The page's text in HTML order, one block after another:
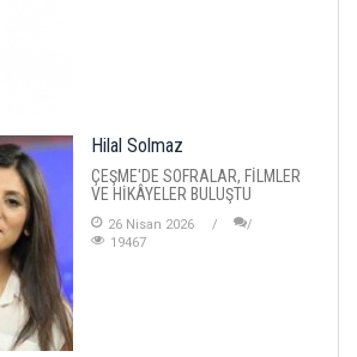
Hilal Solmaz
ÇEŞME'DE SOFRALAR, FİLMLER
VE HİKÂYELER BULUŞTU
26 Nisan 2026
19467